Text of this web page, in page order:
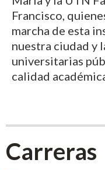
Francisco,
marcha de esta
nuestra ciudad y
universitarias
calidad
Carreras